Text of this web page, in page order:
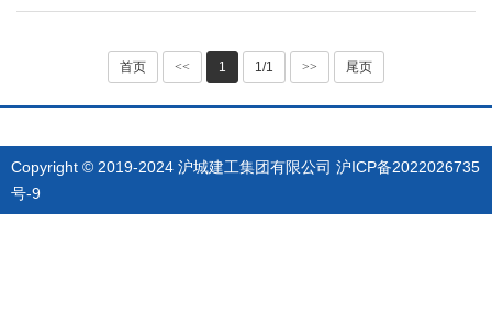
城市发展的方向和重点。他们通过前瞻性的思维,充分
首页 << 1 1/1 >> 尾页
Copyright © 2019-2024 沪城建工集团有限公司 沪ICP备2022026735
号-9